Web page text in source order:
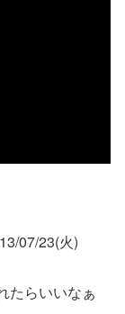
07/23(火)
たらいいなぁ